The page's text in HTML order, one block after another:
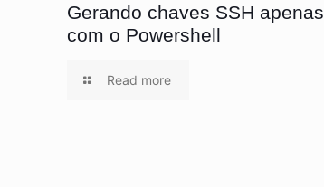
Gerando chaves SSH apenas
com o Powershell
Read more